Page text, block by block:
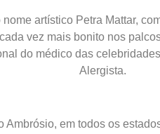
artístico Petra Mattar,
vez mais bonito nos
do médico das
Alergista.
Ambrósio, em todos os